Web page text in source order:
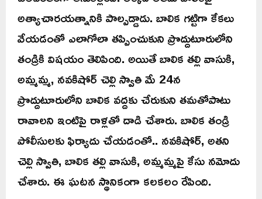
అత్యాచారయత్నానికి పాల్పడ్డాడు. బాలిక గట్టిగా కేకలు
వేయడంతో ఎలాగోలా తప్పించుకుని ప్రొద్దుటూరులోని
తండ్రికి విషయం తెలిపింది. అయితే బాలిక తల్లి వాసుకి,
అమ్మమ్మ, నవకిషోర్‌ చెల్లి స్వాతి మే 24న
ప్రొద్దుటూరులోని బాలిక వద్దకు చేరుకుని తమతోపాటు
రావాలని ఇంటిపై రాళ్లతో దాడి చేశారు. బాలిక తండ్రి
పోలీసులకు ఫిర్యాదు చేయడంతో.. నవకిషోర్, అతని
చెల్లి స్వాతి, బాలిక తల్లి వాసుకి, అమ్మమ్మపై కేసు నమోదు
చేశారు. ఈ ఘటన స్థానికంగా కలకలం రేపింది.